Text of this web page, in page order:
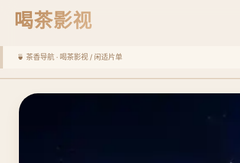
喝茶影视
🍵 茶香导航 · 喝茶影视 / 闲适片单